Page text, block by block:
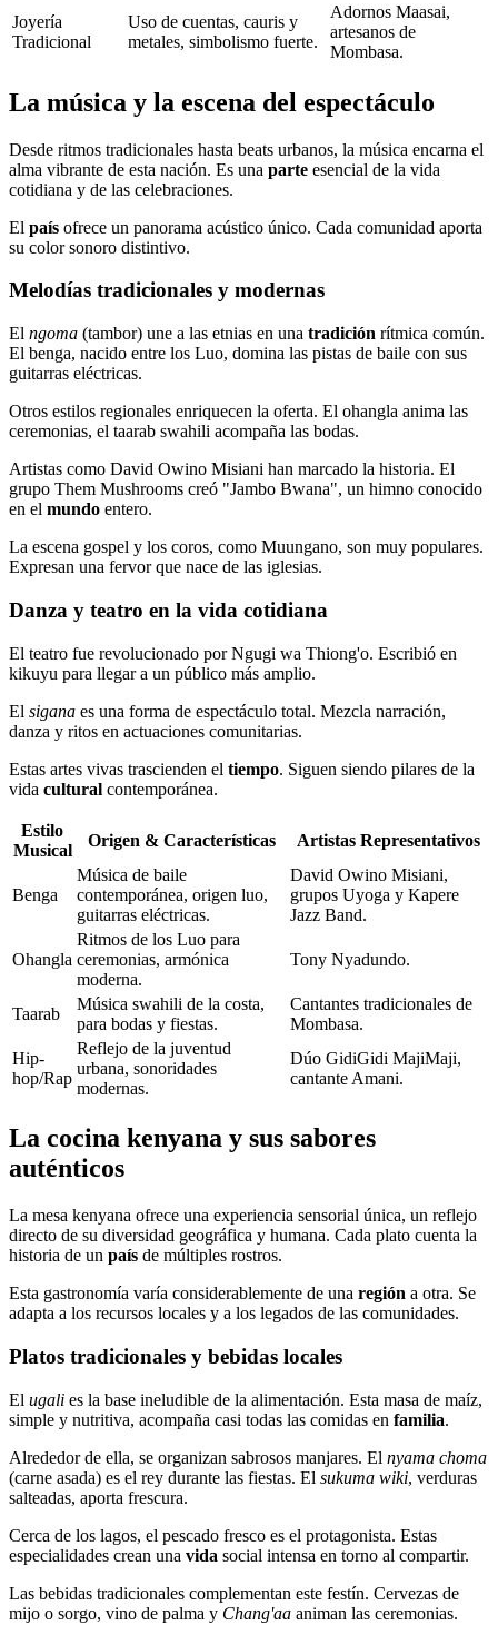
Joyería
Tradicional
Uso de cuentas, cauris y
metales, simbolismo fuerte.
Adornos Maasai,
artesanos de
Mombasa.
La música y la escena del espectáculo
Desde ritmos tradicionales hasta beats urbanos, la música encarna el
alma vibrante de esta nación. Es una parte esencial de la vida
cotidiana y de las celebraciones.
El país ofrece un panorama acústico único. Cada comunidad aporta
su color sonoro distintivo.
Melodías tradicionales y modernas
El ngoma (tambor) une a las etnias en una tradición rítmica común.
El benga, nacido entre los Luo, domina las pistas de baile con sus
guitarras eléctricas.
Otros estilos regionales enriquecen la oferta. El ohangla anima las
ceremonias, el taarab swahili acompaña las bodas.
Artistas como David Owino Misiani han marcado la historia. El
grupo Them Mushrooms creó "Jambo Bwana", un himno conocido
en el mundo entero.
La escena gospel y los coros, como Muungano, son muy populares.
Expresan una fervor que nace de las iglesias.
Danza y teatro en la vida cotidiana
El teatro fue revolucionado por Ngugi wa Thiong'o. Escribió en
kikuyu para llegar a un público más amplio.
El sigana es una forma de espectáculo total. Mezcla narración,
danza y ritos en actuaciones comunitarias.
Estas artes vivas trascienden el tiempo. Siguen siendo pilares de la
vida cultural contemporánea.
Estilo
Musical
Origen & Características Artistas Representativos
Benga
Música de baile
contemporánea, origen luo,
guitarras eléctricas.
David Owino Misiani,
grupos Uyoga y Kapere
Jazz Band.
Ohangla
Ritmos de los Luo para
ceremonias, armónica
moderna.
Tony Nyadundo.
Taarab
Música swahili de la costa,
para bodas y fiestas.
Cantantes tradicionales de
Mombasa.
Hip-
hop/Rap
Reflejo de la juventud
urbana, sonoridades
modernas.
Dúo GidiGidi MajiMaji,
cantante Amani.
La cocina kenyana y sus sabores
auténticos
La mesa kenyana ofrece una experiencia sensorial única, un reflejo
directo de su diversidad geográfica y humana. Cada plato cuenta la
historia de un país de múltiples rostros.
Esta gastronomía varía considerablemente de una región a otra. Se
adapta a los recursos locales y a los legados de las comunidades.
Platos tradicionales y bebidas locales
El ugali es la base ineludible de la alimentación. Esta masa de maíz,
simple y nutritiva, acompaña casi todas las comidas en familia.
Alrededor de ella, se organizan sabrosos manjares. El nyama choma
(carne asada) es el rey durante las fiestas. El sukuma wiki, verduras
salteadas, aporta frescura.
Cerca de los lagos, el pescado fresco es el protagonista. Estas
especialidades crean una vida social intensa en torno al compartir.
Las bebidas tradicionales complementan este festín. Cervezas de
mijo o sorgo, vino de palma y Chang'aa animan las ceremonias.